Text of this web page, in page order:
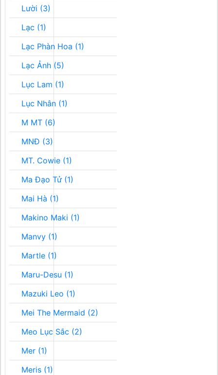
Lười (3)
Lạc (1)
Lạc Phàn Hoa (1)
Lạc Ảnh (5)
Lục Lam (1)
Lục Nhân (1)
M MT (6)
MNĐ (3)
MT. Cowie (1)
Ma Đạo Tử (1)
Mai Hà (1)
Makino Maki (1)
Manvy (1)
Martle (1)
Maru-Desu (1)
Mazuki Leo (1)
Mei The Mermaid (2)
Meo Lục Sắc (2)
Mer (1)
Meris (1)